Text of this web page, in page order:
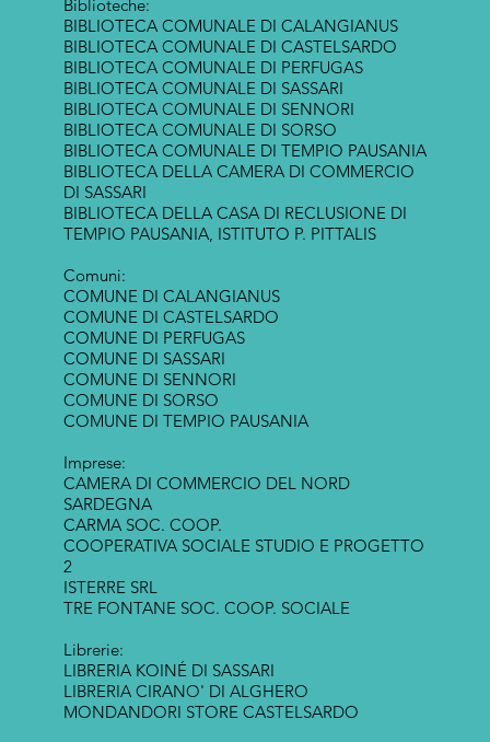
Biblioteche:
BIBLIOTECA COMUNALE DI CALANGIANUS
BIBLIOTECA COMUNALE DI CASTELSARDO
BIBLIOTECA COMUNALE DI PERFUGAS
BIBLIOTECA COMUNALE DI SASSARI
BIBLIOTECA COMUNALE DI SENNORI
BIBLIOTECA COMUNALE DI SORSO
BIBLIOTECA COMUNALE DI TEMPIO PAUSANIA
BIBLIOTECA DELLA CAMERA DI COMMERCIO
DI SASSARI
BIBLIOTECA DELLA CASA DI RECLUSIONE DI
TEMPIO PAUSANIA, ISTITUTO P. PITTALIS
Comuni:
COMUNE DI CALANGIANUS
COMUNE DI CASTELSARDO
COMUNE DI PERFUGAS
COMUNE DI SASSARI
COMUNE DI SENNORI
COMUNE DI SORSO
COMUNE DI TEMPIO PAUSANIA
Imprese:
CAMERA DI COMMERCIO DEL NORD
SARDEGNA
CARMA SOC. COOP.
COOPERATIVA SOCIALE STUDIO E PROGETTO
2
ISTERRE SRL
TRE FONTANE SOC. COOP. SOCIALE
Librerie:
LIBRERIA KOINÉ DI SASSARI
LIBRERIA CIRANO' DI ALGHERO
MONDANDORI STORE CASTELSARDO